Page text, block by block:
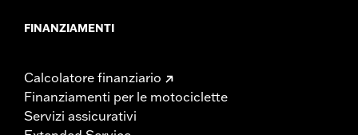
FINANZIAMENTI
Calcolatore finanziario
Finanziamenti per le motociclette
Servizi assicurativi